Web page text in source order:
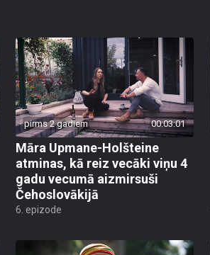
pirms 2 gadiem 00:03:01
Māra Upmane-Holšteine
atminas, kā reiz vecāki viņu 4
gadu vecumā aizmirsuši
Čehoslovākijā
6. epizode